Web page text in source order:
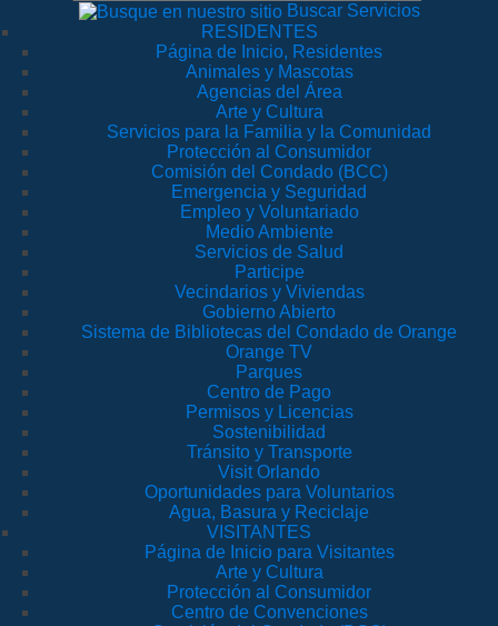
Buscar Servicios
RESIDENTES
Página de Inicio, Residentes
Animales y Mascotas
Agencias del Área
Arte y Cultura
Servicios para la Familia y la Comunidad
Protección al Consumidor
Comisión del Condado (BCC)
Emergencia y Seguridad
Empleo y Voluntariado
Medio Ambiente
Servicios de Salud
Participe
Vecindarios y Viviendas
Gobierno Abierto
Sistema de Bibliotecas del Condado de Orange
Orange TV
Parques
Centro de Pago
Permisos y Licencias
Sostenibilidad
Tránsito y Transporte
Visit Orlando
Oportunidades para Voluntarios
Agua, Basura y Reciclaje
VISITANTES
Página de Inicio para Visitantes
Arte y Cultura
Protección al Consumidor
Centro de Convenciones